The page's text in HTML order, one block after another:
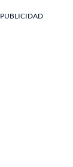
PUBLICIDAD